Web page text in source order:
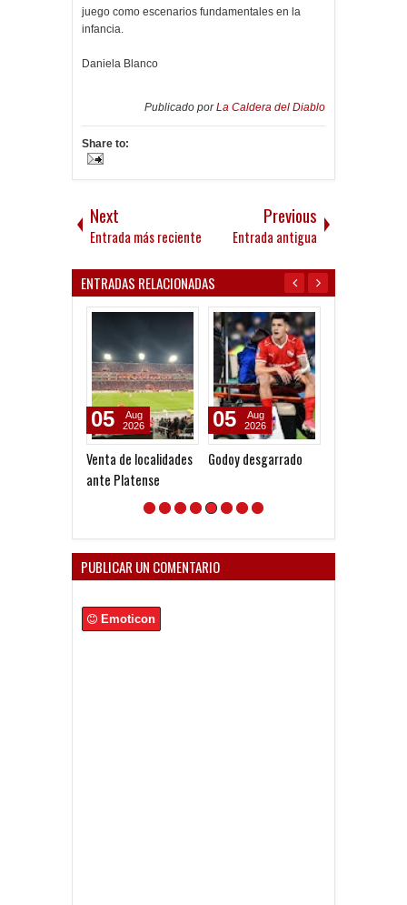
juego como escenarios fundamentales en la
infancia.
Daniela Blanco
Publicado porLa Caldera del Diablo
Share to:
Next
Entrada más reciente
Previous
Entrada antigua
ENTRADAS RELACIONADAS
Venta de localidades
ante Platense
05
Aug
2026
Godoy desgarrado
05
Aug
2026
en las
PUBLICAR UN COMENTARIO
Emoticon